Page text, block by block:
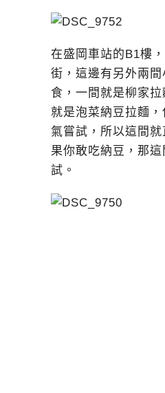
在盛岡車站的B1樓
街，這邊有另外兩
食，一間就是柳家
就是泡菜納豆拉麵
氣嘗試，所以這間
果你敢吃納豆，那
試。